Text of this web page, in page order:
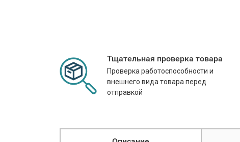
Тщательная проверка товара
Проверка работоспособности и
внешнего вида товара перед
отправкой